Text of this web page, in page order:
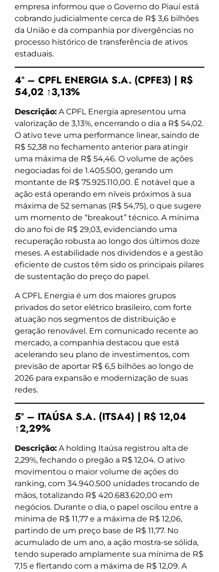
empresa informou que o Governo do Piauí está
cobrando judicialmente cerca de R$ 3,6 bilhões
da União e da companhia por divergências no
processo histórico de transferência de ativos
estaduais.
4º – CPFL ENERGIA S.A. (CPFE3) | R$
54,02 ↑3,13%
Descrição: A CPFL Energia apresentou uma
valorização de 3,13%, encerrando o dia a R$ 54,02.
O ativo teve uma performance linear, saindo de
R$ 52,38 no fechamento anterior para atingir
uma máxima de R$ 54,46. O volume de ações
negociadas foi de 1.405.500, gerando um
montante de R$ 75.925.110,00. É notável que a
ação está operando em níveis próximos à sua
máxima de 52 semanas (R$ 54,75), o que sugere
um momento de “breakout” técnico. A mínima
do ano foi de R$ 29,03, evidenciando uma
recuperação robusta ao longo dos últimos doze
meses. A estabilidade nos dividendos e a gestão
eficiente de custos têm sido os principais pilares
de sustentação do preço do papel.
A CPFL Energia é um dos maiores grupos
privados do setor elétrico brasileiro, com forte
atuação nos segmentos de distribuição e
geração renovável. Em comunicado recente ao
mercado, a companhia destacou que está
acelerando seu plano de investimentos, com
previsão de aportar R$ 6,5 bilhões ao longo de
2026 para expansão e modernização de suas
redes.
5º – ITAÚSA S.A. (ITSA4) | R$ 12,04
↑2,29%
Descrição: A holding Itaúsa registrou alta de
2,29%, fechando o pregão a R$ 12,04. O ativo
movimentou o maior volume de ações do
ranking, com 34.940.500 unidades trocando de
mãos, totalizando R$ 420.683.620,00 em
negócios. Durante o dia, o papel oscilou entre a
mínima de R$ 11,77 e a máxima de R$ 12,06,
partindo de um preço base de R$ 11,77. No
acumulado de um ano, a ação mostra-se sólida,
tendo superado amplamente sua mínima de R$
7,15 e flertando com a máxima de R$ 12,09. A